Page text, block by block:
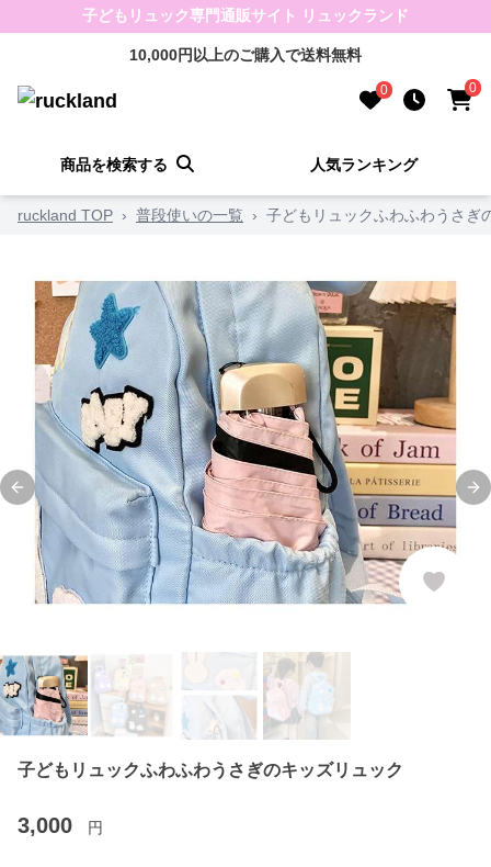
子どもリュック専門通販サイト リュックランド
10,000円以上のご購入で送料無料
0 0
商品を検索する 人気ランキング
ruckland TOP › 普段使いの一覧 › 子どもリュックふわふわうさぎ
Previous slide
子どもリュックふわふわうさぎのキッズリュック
3,000 円